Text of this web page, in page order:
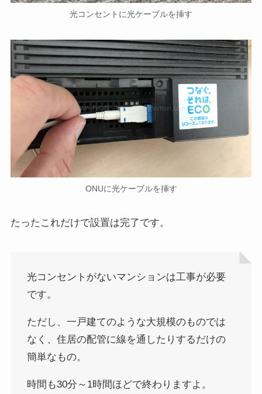
光コンセントに光ケーブルを挿す
ONUに光ケーブルを挿す
たったこれだけで設置は完了です。
光コンセントがないマンションは工事が必要
です。
ただし、一戸建てのような大規模のものでは
なく、住居の配管に線を通したりするだけの
簡単なもの。
時間も30分～1時間ほどで終わりますよ。